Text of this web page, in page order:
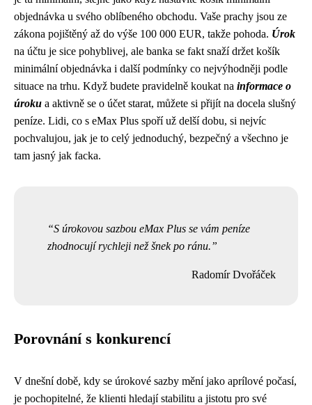
objednávka u svého oblíbeného obchodu. Vaše prachy jsou ze
zákona pojištěný až do výše 100 000 EUR, takže pohoda. Úrok
na účtu je sice pohyblivej, ale banka se fakt snaží držet košík
minimální objednávka i další podmínky co nejvýhodněji podle
situace na trhu. Když budete pravidelně koukat na informace o
úroku a aktivně se o účet starat, můžete si přijít na docela slušný
peníze. Lidi, co s eMax Plus spoří už delší dobu, si nejvíc
pochvalujou, jak je to celý jednoduchý, bezpečný a všechno je
tam jasný jak facka.
S úrokovou sazbou eMax Plus se vám peníze
zhodnocují rychleji než šnek po ránu.
Radomír Dvořáček
Porovnání s konkurencí
V dnešní době, kdy se úrokové sazby mění jako aprílové počasí,
je pochopitelné, že klienti hledají stabilitu a jistotu pro své